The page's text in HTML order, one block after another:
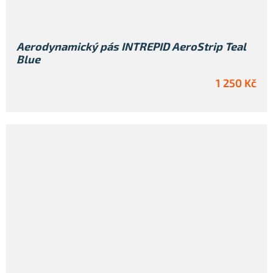
Aerodynamický pás INTREPID AeroStrip Teal
Blue
1 250 Kč